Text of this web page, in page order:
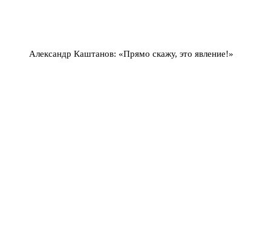
Александр Каштанов: «Прямо скажу, это явление!»